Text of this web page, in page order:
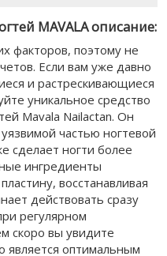
MAVALA описание:
факторов, поэтому не
Если вам уже давно
и растрескивающиеся
уникальное средство
Mavala Nailactan. Он
частью ногтевой
сделает ногти более
ингредиенты
восстанавливая
действовать сразу
регулярном
скоро вы увидите
является оптимальным